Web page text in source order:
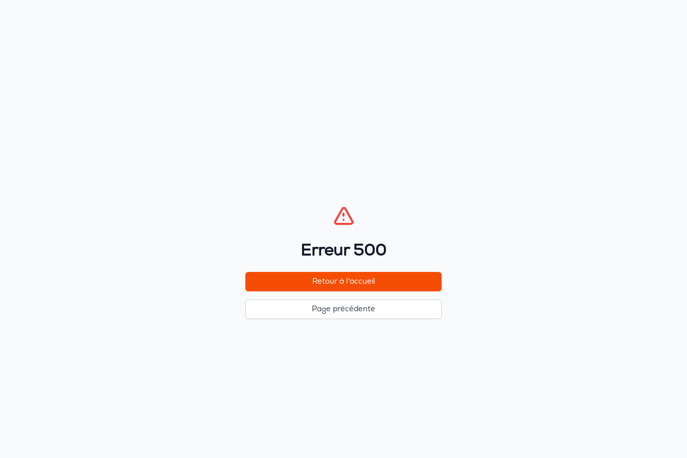
Erreur 500
Retour à l'accueil
Page précédente